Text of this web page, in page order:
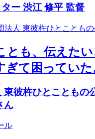
ー 渋江 修平 監督
とも、伝えたい
ぎて困っていた
東彼杵ひとこともの
ん